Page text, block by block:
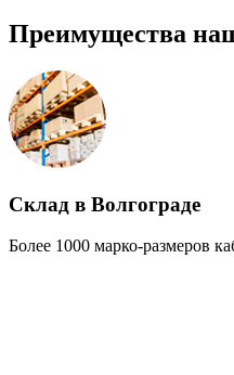
Преимущества
Склад в Волгограде
Более 1000 марко-размеров